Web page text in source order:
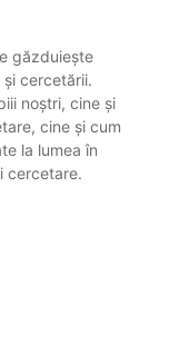
găzduiește
cercetării.
noștri, cine și
cine și cum
la lumea în
cercetare.